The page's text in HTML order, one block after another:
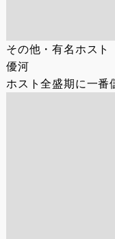
その他・有名ホスト
優河
ホスト全盛期に一番